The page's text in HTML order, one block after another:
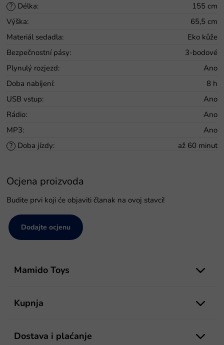
? Délka:
155 cm
Výška:
65,5 cm
Materiál sedadla:
Eko kůže
Bezpečnostní pásy:
3-bodové
Plynulý rozjezd:
Ano
Doba nabíjení:
8 h
USB vstup:
Ano
Rádio:
Ano
MP3: Ano
? Doba jízdy: až 60 minut
Ocjena proizvoda
Budite prvi koji će objaviti članak na ovoj stavci!
Dodajte ocjenu
Mamido Toys
Kupnja
Dostava i plaćanje